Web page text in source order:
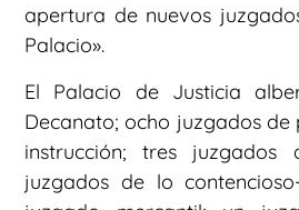
apertura de nuevos
Palacio».
El Palacio de Justicia
Decanato; ocho juzgados
instrucción; tres
juzgados de lo